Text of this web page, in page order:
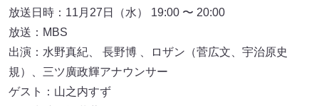
放送日時：11月27日（水） 19:00 〜 20:00
放送：MBS
出演：水野真紀、 長野博 、ロザン（菅広文、宇治原史
規）、三ツ廣政輝アナウンサー
ゲスト：山之内すず